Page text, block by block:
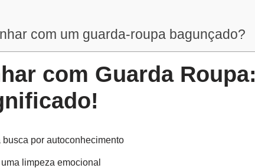
com um guarda-roupa bagunçado?
com Guarda Roupa:
por autoconhecimento
limpeza emocional